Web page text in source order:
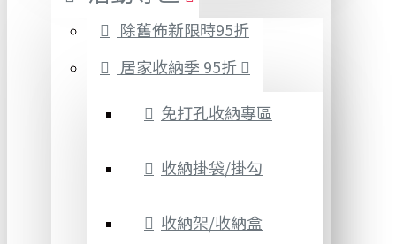
除舊佈新限時95折
居家收納季 95折
免打孔收納專區
收納掛袋/掛勾
收納架/收納盒